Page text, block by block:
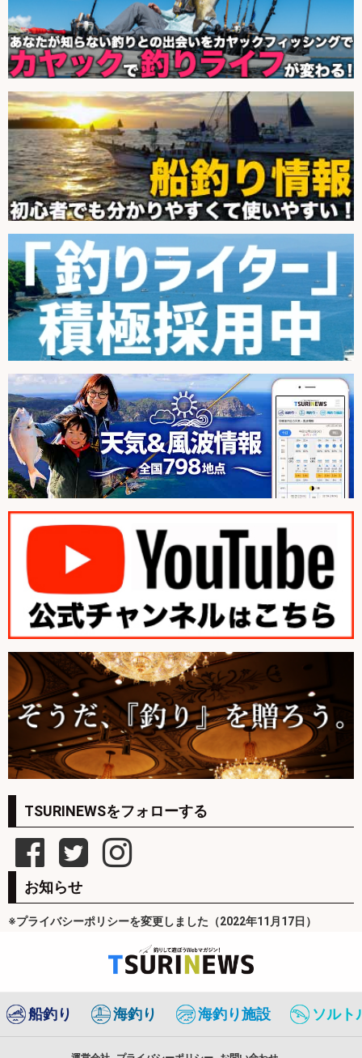
TSURINEWSをフォローする
お知らせ
※プライバシーポリシーを変更しました（2022年11月17日）
船釣り 海釣り 海釣り施設 ソルト